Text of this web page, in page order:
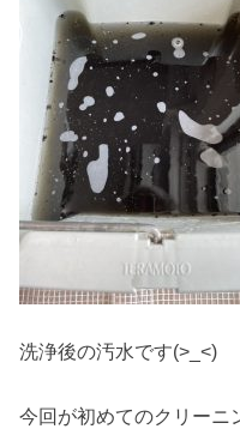
洗浄後の汚水です(>_<)
今回が初めてのクリーニ